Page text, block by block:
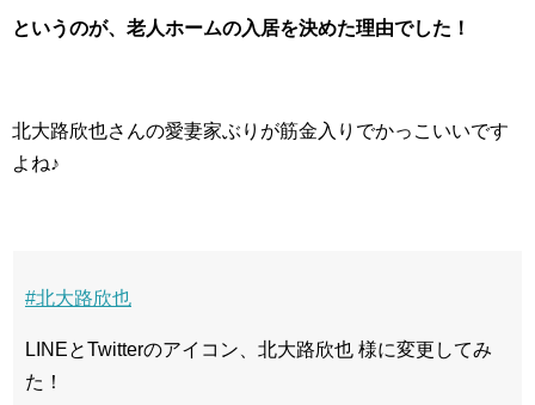
というのが、老人ホームの入居を決めた理由でした！
北大路欣也さんの愛妻家ぶりが筋金入りでかっこいいです
よね♪
#北大路欣也
LINEとTwitterのアイコン、北大路欣也 様に変更してみ
た！